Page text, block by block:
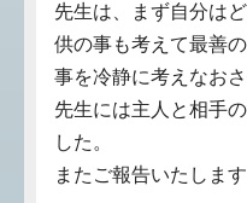
先生は、まず自分は
供の事も考えて最善
事を冷静に考えなお
先生には主人と相手
した。
またご報告いたします